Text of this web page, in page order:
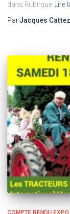
dans Rubrique Lire
ParJacques Cattez
COMPTE RENDU